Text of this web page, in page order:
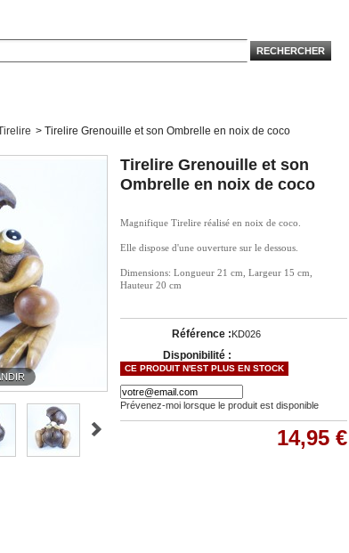
> Tirelire Grenouille et son Ombrelle en noix de coco
Tirelire Grenouille et son
Ombrelle en noix de coco
Magnifique Tirelire réalisé en noix de coco.
Elle dispose d'une ouverture sur le dessous.
Dimensions: Longueur 21 cm, Largeur 15 cm,
Hauteur 20 cm
Référence :KD026
Disponibilité :
CE PRODUIT N'EST PLUS EN STOCK
Prévenez-moi lorsque le produit est disponible
14,95 €